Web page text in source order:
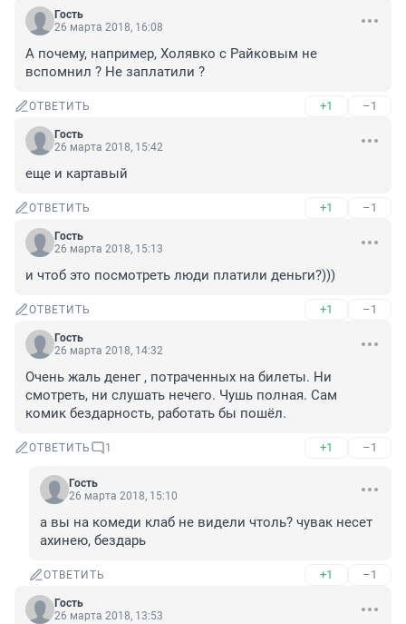
Гость
26 марта 2018, 16:08
А почему, например, Холявко с Райковым не
вспомнил ? Не заплатили ?
ОТВЕТИТЬ +1 –1
Гость
26 марта 2018, 15:42
еще и картавый
ОТВЕТИТЬ +1 –1
Гость
26 марта 2018, 15:13
и чтоб это посмотреть люди платили деньги?)))
ОТВЕТИТЬ +1 –1
Гость
26 марта 2018, 14:32
Очень жаль денег , потраченных на билеты. Ни
смотреть, ни слушать нечего. Чушь полная. Сам
комик бездарность, работать бы пошёл.
ОТВЕТИТЬ 1 +1 –1
Гость
26 марта 2018, 15:10
а вы на комеди клаб не видели чтоль? чувак несет
ахинею, бездарь
ОТВЕТИТЬ +1 –1
Гость
26 марта 2018, 13:53